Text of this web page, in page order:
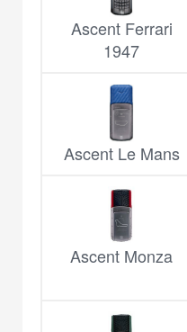
Ascent Ferrari
1947
Ascent Le Mans
Ascent Monza